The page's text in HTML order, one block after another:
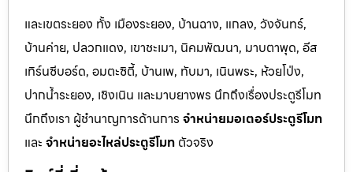
และเขตระยอง ทั้ง เมืองระยอง, บ้านฉาง, แกลง, วังจันทร์,
บ้านค่าย, ปลวกแดง, เขาชะเมา, นิคมพัฒนา, มาบตาพุด, อีส
เทิร์นซีบอร์ด, อมตะซิตี้, บ้านเพ, ทับมา, เนินพระ, ห้วยโป่ง,
ปากน้ำระยอง, เชิงเนิน และมาบยางพร นึกถึงเรื่องประตูรีโมท
นึกถึงเรา ผู้ชำนาญการด้านการ จำหน่ายมอเตอร์ประตูรีโมท
และ จำหน่ายอะไหล่ประตูรีโมท ตัวจริง